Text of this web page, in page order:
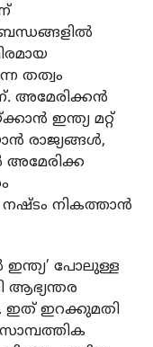
ബന്ധങ്ങളിൽ
തത്വം
അമേരിക്കൻ
ഇന്ത്യ മറ്റ്
രാജ്യങ്ങൾ,
അമേരിക്ക
നഷ്ടം നികത്താൻ
ഇന്ത്യ’ പോലുള്ള
ഇത് ഇറക്കുമതി